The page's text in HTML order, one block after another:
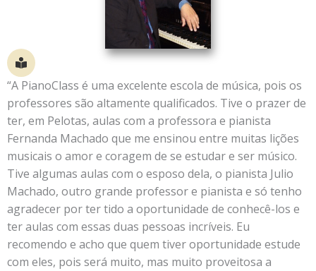
“A PianoClass é uma excelente escola de música, pois os
professores são altamente qualificados. Tive o prazer de
ter, em Pelotas, aulas com a professora e pianista
Fernanda Machado que me ensinou entre muitas lições
musicais o amor e coragem de se estudar e ser músico.
Tive algumas aulas com o esposo dela, o pianista Julio
Machado, outro grande professor e pianista e só tenho
agradecer por ter tido a oportunidade de conhecê-los e
ter aulas com essas duas pessoas incríveis. Eu
recomendo e acho que quem tiver oportunidade estude
com eles, pois será muito, mas muito proveitosa a